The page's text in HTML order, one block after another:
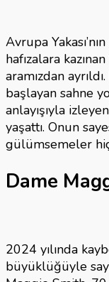
Avrupa
hafızalara
aramızdan
başlayan sahne
anlayışıyla
yaşattı. Onun
gülümsemeler
Dame
2024 yılında
büyüklüğüyle